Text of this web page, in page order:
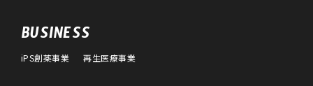
BUSINESS
iPS創薬事業 再生医療事業